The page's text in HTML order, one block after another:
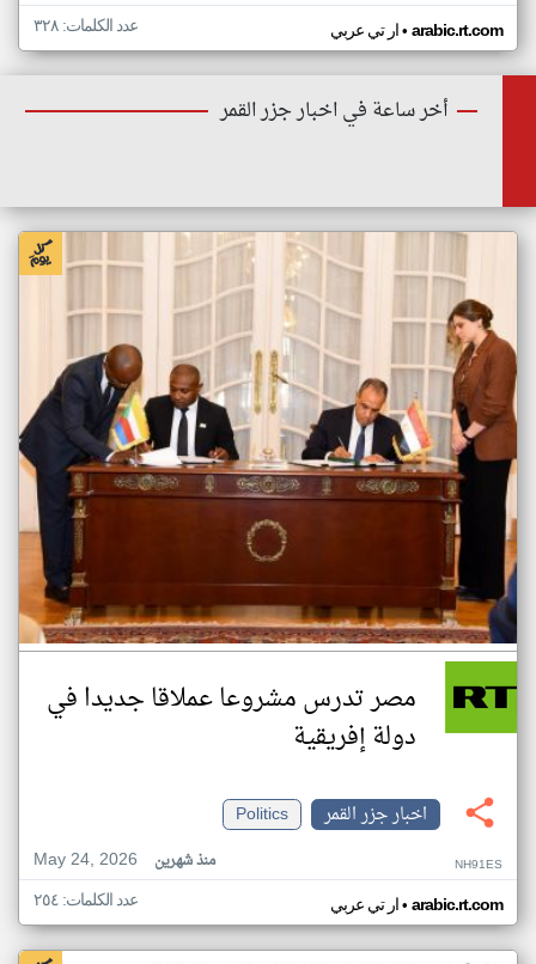
ار تي عربي• arabic.rt.com عدد الكلمات: ٣٢٨
أخر ساعة في اخبار جزر القمر
مصر تدرس مشروعا عملاقا جديدا في
دولة إفريقية
اخبار جزر القمر
Politics
May 24, 2026
منذ شهرين NH91ES
ار تي عربي• arabic.rt.com عدد الكلمات: ٢٥٤